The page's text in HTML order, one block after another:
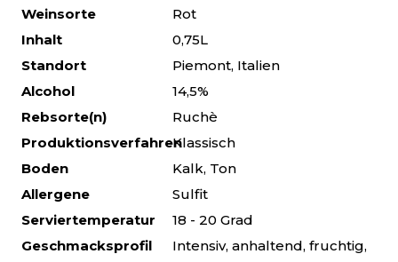
Weinsorte
Rot
Inhalt
0,75L
Standort
Piemont, Italien
Alcohol
14,5%
Rebsorte(n)
Ruchè
ProduktionsverfahrenKlassisch
Boden
Kalk, Ton
Allergene
Sulfit
Serviertemperatur
18 - 20 Grad
Geschmacksprofil
Intensiv, anhaltend, fruchtig,